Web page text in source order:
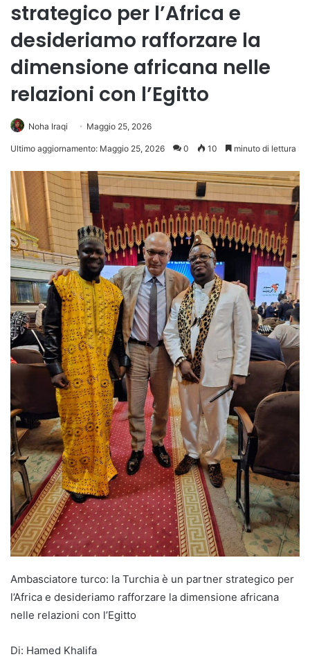
strategico per l’Africa e
desideriamo rafforzare la
dimensione africana nelle
relazioni con l’Egitto
Noha Iraqi Maggio 25, 2026
Ultimo aggiornamento: Maggio 25, 2026 0 10 minuto di lettura
Ambasciatore turco: la Turchia è un partner strategico per
l’Africa e desideriamo rafforzare la dimensione africana
nelle relazioni con l’Egitto
Di: Hamed Khalifa